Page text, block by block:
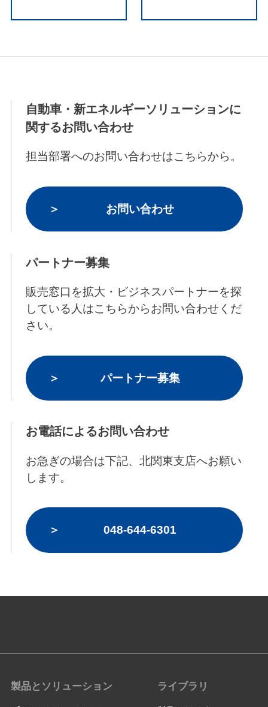
自動車・新エネルギーソリューションに
関するお問い合わせ
担当部署へのお問い合わせはこちらから。
お問い合わせ
パートナー募集
販売窓口を拡大・ビジネスパートナーを探
している人はこちらからお問い合わせくだ
さい。
パートナー募集
お電話によるお問い合わせ
お急ぎの場合は下記、北関東支店へお願い
します。
048-644-6301
製品とソリューション ライブラリ